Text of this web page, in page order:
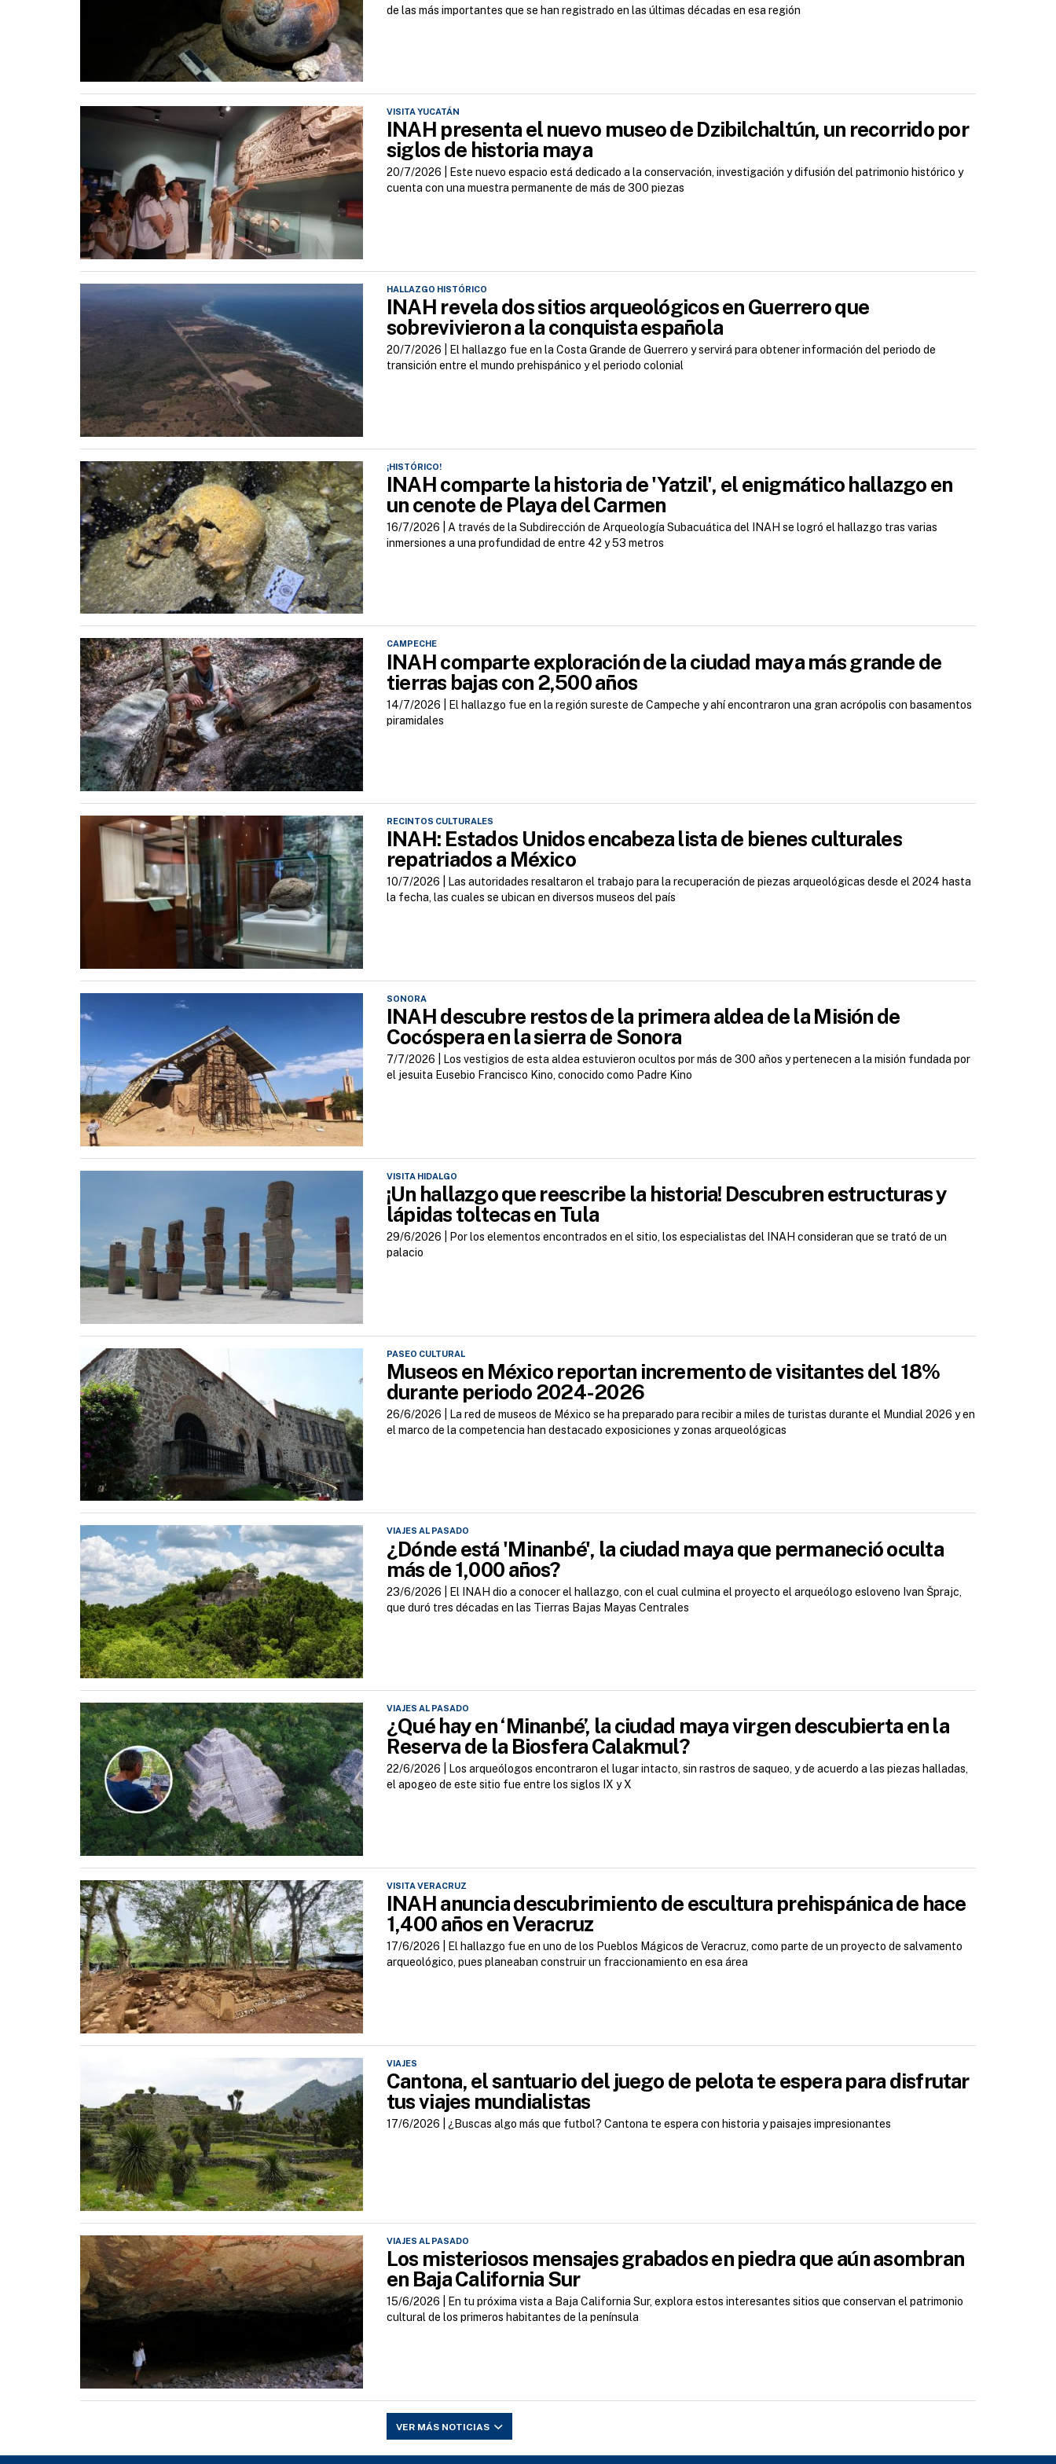
de las más importantes que se han registrado en las últimas décadas en esa región
VISITA YUCATÁN
INAH presenta el nuevo museo de Dzibilchaltún, un recorrido por
siglos de historia maya
20/7/2026 |
Este nuevo espacio está dedicado a la conservación, investigación y difusión del patrimonio histórico y
cuenta con una muestra permanente de más de 300 piezas
HALLAZGO HISTÓRICO
INAH revela dos sitios arqueológicos en Guerrero que
sobrevivieron a la conquista española
20/7/2026 |
El hallazgo fue en la Costa Grande de Guerrero y servirá para obtener información del periodo de
transición entre el mundo prehispánico y el periodo colonial
¡HISTÓRICO!
INAH comparte la historia de 'Yatzil', el enigmático hallazgo en
un cenote de Playa del Carmen
16/7/2026 | A través de la Subdirección de Arqueología Subacuática del INAH se logró el hallazgo tras varias
inmersiones a una profundidad de entre 42 y 53 metros
CAMPECHE
INAH comparte exploración de la ciudad maya más grande de
tierras bajas con 2,500 años
14/7/2026 |
El hallazgo fue en la región sureste de Campeche y ahí encontraron una gran acrópolis con basamentos
piramidales
RECINTOS CULTURALES
INAH: Estados Unidos encabeza lista de bienes culturales
repatriados a México
10/7/2026 |
Las autoridades resaltaron el trabajo para la recuperación de piezas arqueológicas desde el 2024 hasta
la fecha, las cuales se ubican en diversos museos del país
SONORA
INAH descubre restos de la primera aldea de la Misión de
Cocóspera en la sierra de Sonora
7/7/2026 |
Los vestigios de esta aldea estuvieron ocultos por más de 300 años y pertenecen a la misión fundada por
el jesuita Eusebio Francisco Kino, conocido como Padre Kino
VISITA HIDALGO
¡Un hallazgo que reescribe la historia! Descubren estructuras y
lápidas toltecas en Tula
29/6/2026 |
Por los elementos encontrados en el sitio, los especialistas del INAH consideran que se trató de un
palacio
PASEO CULTURAL
Museos en México reportan incremento de visitantes del 18%
durante periodo 2024-2026
26/6/2026 |
La red de museos de México se ha preparado para recibir a miles de turistas durante el Mundial 2026 y en
el marco de la competencia han destacado exposiciones y zonas arqueológicas
VIAJES AL PASADO
¿Dónde está 'Minanbé', la ciudad maya que permaneció oculta
más de 1,000 años?
23/6/2026 |
El INAH dio a conocer el hallazgo, con el cual culmina el proyecto el arqueólogo esloveno Ivan Šprajc,
que duró tres décadas en las Tierras Bajas Mayas Centrales
VIAJES AL PASADO
¿Qué hay en ‘Minanbé’, la ciudad maya virgen descubierta en la
Reserva de la Biosfera Calakmul?
22/6/2026 |
Los arqueólogos encontraron el lugar intacto, sin rastros de saqueo, y de acuerdo a las piezas halladas,
el apogeo de este sitio fue entre los siglos IX y X
VISITA VERACRUZ
INAH anuncia descubrimiento de escultura prehispánica de hace
1,400 años en Veracruz
17/6/2026 |
El hallazgo fue en uno de los Pueblos Mágicos de Veracruz, como parte de un proyecto de salvamento
arqueológico, pues planeaban construir un fraccionamiento en esa área
VIAJES
Cantona, el santuario del juego de pelota te espera para disfrutar
tus viajes mundialistas
17/6/2026 | ¿Buscas algo más que futbol? Cantona te espera con historia y paisajes impresionantes
VIAJES AL PASADO
Los misteriosos mensajes grabados en piedra que aún asombran
en Baja California Sur
15/6/2026 |
En tu próxima vista a Baja California Sur, explora estos interesantes sitios que conservan el patrimonio
cultural de los primeros habitantes de la península
VER MÁS NOTICIAS